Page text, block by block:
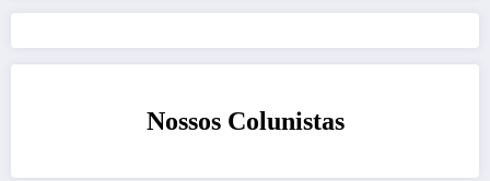
Nossos Colunistas